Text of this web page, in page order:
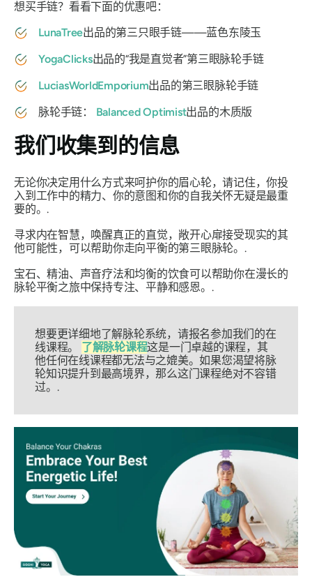
想买手链？看看下面的优惠吧：
LunaTree出品的第三只眼手链——蓝色东陵玉
YogaClicks出品的“我是直觉者”第三眼脉轮手链
LuciasWorldEmporium出品的第三眼脉轮手链
脉轮手链： Balanced Optimist出品的木质版
我们收集到的信息
无论你决定用什么方式来呵护你的眉心轮，请记住，你投
入到工作中的精力、你的意图和你的自我关怀无疑是最重
要的。.
寻求内在智慧，唤醒真正的直觉，敞开心扉接受现实的其
他可能性，可以帮助你走向平衡的第三眼脉轮。.
宝石、精油、声音疗法和均衡的饮食可以帮助你在漫长的
脉轮平衡之旅中保持专注、平静和感恩。.
想要更详细地了解脉轮系统，请报名参加我们的在
线课程。 了解脉轮课程这是一门卓越的课程，其
他任何在线课程都无法与之媲美。如果您渴望将脉
轮知识提升到最高境界，那么这门课程绝对不容错
过。.